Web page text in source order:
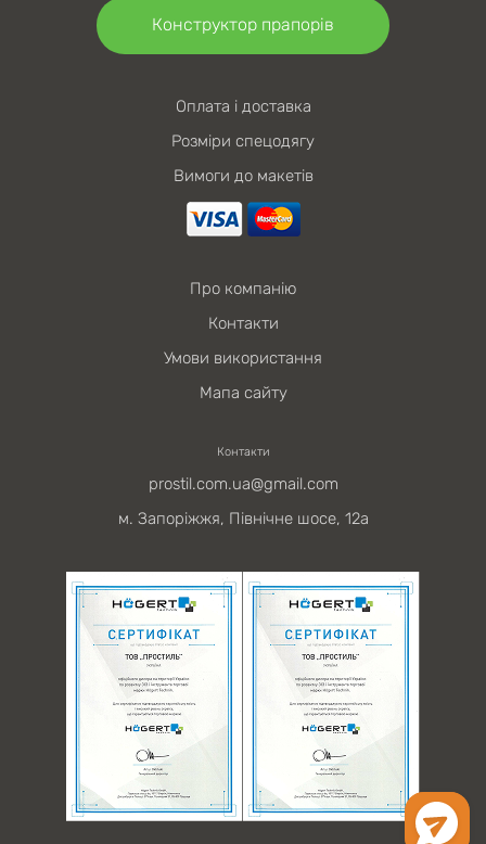
Конструктор прапорів
Оплата і доставка
Розміри спецодягу
Вимоги до макетів
Про компанію
Контакти
Умови використання
Мапа сайту
Контакти
prostil.com.ua@gmail.com
м. Запоріжжя, Північне шосе, 12а